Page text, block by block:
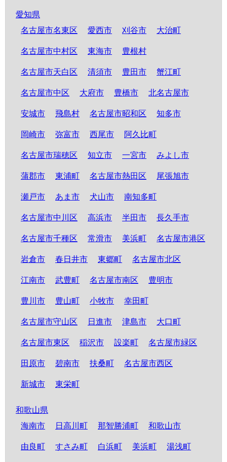
愛知県
名古屋市名東区
愛西市 刈谷市 大治町
名古屋市中村区 東海市 豊根村
名古屋市天白区 清須市 豊田市 蟹江町
名古屋市中区 大府市 豊橋市 北名古屋市
安城市 飛島村 名古屋市昭和区 知多市
岡崎市 弥富市 西尾市 阿久比町
名古屋市瑞穂区 知立市 一宮市 みよし市
蒲郡市 東浦町 名古屋市熱田区 尾張旭市
瀬戸市 あま市 犬山市 南知多町
名古屋市中川区 高浜市 半田市 長久手市
名古屋市千種区 常滑市 美浜町 名古屋市港区
岩倉市 春日井市 東郷町 名古屋市北区
江南市 武豊町 名古屋市南区 豊明市
豊川市 豊山町 小牧市 幸田町
名古屋市守山区 日進市 津島市 大口町
名古屋市東区 稲沢市 設楽町 名古屋市緑区
田原市 碧南市 扶桑町 名古屋市西区
新城市 東栄町
和歌山県
海南市
日高川町 那智勝浦町 和歌山市
由良町 すさみ町 白浜町 美浜町 湯浅町